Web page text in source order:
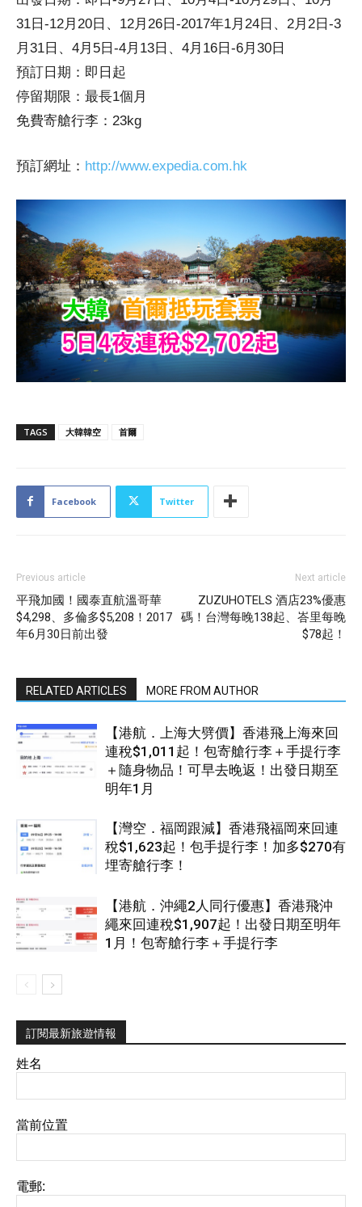
31日-12月20日、12月26日-2017年1月24日、2月2日-3
月31日、4月5日-4月13日、4月16日-6月30日
預訂日期：即日起
停留期限：最長1個月
免費寄艙行李：23kg
預訂網址： http://www.expedia.com.hk
TAGS 大韓韓空 首爾
Facebook Twitter
Previous article
平飛加國！國泰直航溫哥華
$4,298、多倫多$5,208！2017
年6月30日前出發
Next article
ZUZUHOTELS 酒店23%優惠
碼！台灣每晚138起、峇里每晚
$78起！
RELATED ARTICLES MORE FROM AUTHOR
【港航．上海大劈價】香港飛上海來回
連稅$1,011起！包寄艙行李＋手提行李
＋隨身物品！可早去晚返！出發日期至
明年1月
【灣空．福岡跟減】香港飛福岡來回連
稅$1,623起！包手提行李！加多$270有
埋寄艙行李！
【港航．沖繩2人同行優惠】香港飛沖
繩來回連稅$1,907起！出發日期至明年
1月！包寄艙行李＋手提行李
訂閱最新旅遊情報
姓名
當前位置
電郵: